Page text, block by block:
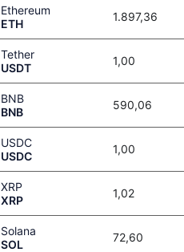
Ethereum
ETH
1.897,36
Tether
USDT
1,00
BNB
BNB
590,06
USDC
USDC
1,00
XRP
XRP
1,02
Solana
SOL
72,60